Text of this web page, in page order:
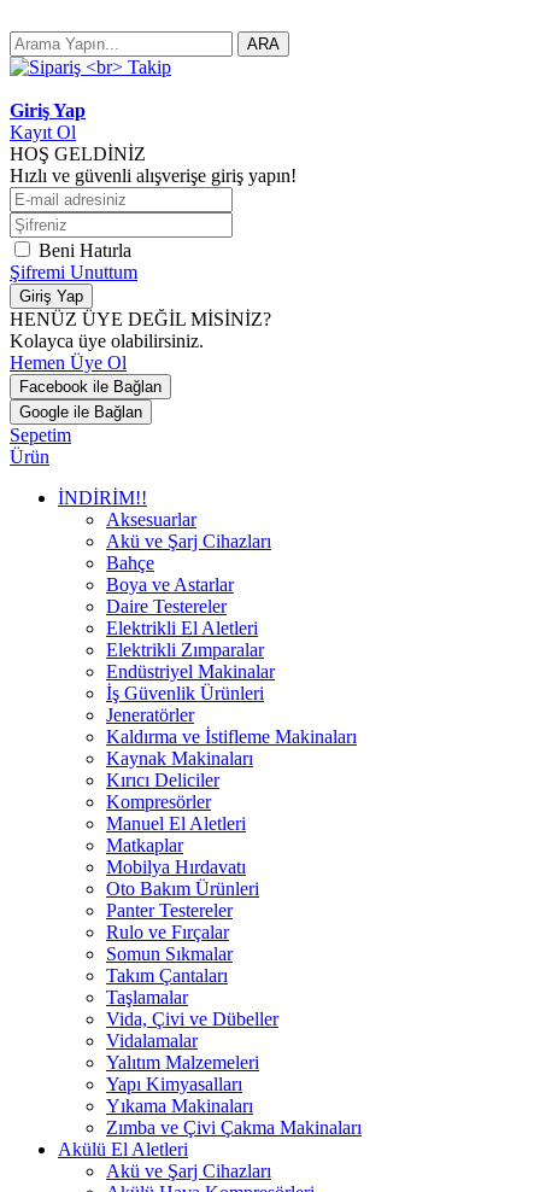
ARA
Giriş Yap
Kayıt Ol
HOŞ GELDİNİZ
Hızlı ve güvenli alışverişe giriş yapın!
Beni Hatırla
Şifremi Unuttum
Giriş Yap
HENÜZ ÜYE DEĞİL MİSİNİZ?
Kolayca üye olabilirsiniz.
Hemen Üye Ol
Facebook ile Bağlan
Google ile Bağlan
Sepetim
Ürün
İNDİRİM!!
Aksesuarlar
Akü ve Şarj Cihazları
Bahçe
Boya ve Astarlar
Daire Testereler
Elektrikli El Aletleri
Elektrikli Zımparalar
Endüstriyel Makinalar
İş Güvenlik Ürünleri
Jeneratörler
Kaldırma ve İstifleme Makinaları
Kaynak Makinaları
Kırıcı Deliciler
Kompresörler
Manuel El Aletleri
Matkaplar
Mobilya Hırdavatı
Oto Bakım Ürünleri
Panter Testereler
Rulo ve Fırçalar
Somun Sıkmalar
Takım Çantaları
Taşlamalar
Vida, Çivi ve Dübeller
Vidalamalar
Yalıtım Malzemeleri
Yapı Kimyasalları
Yıkama Makinaları
Zımba ve Çivi Çakma Makinaları
Akülü El Aletleri
Akü ve Şarj Cihazları